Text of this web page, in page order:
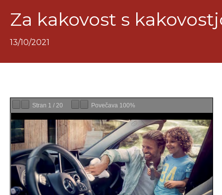
Za kakovost s
13/10/2021
Stran 1 / 20 Povečava 100%